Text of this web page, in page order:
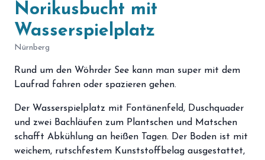
Norikusbucht mit
Wasserspielplatz
Nürnberg
Rund um den Wöhrder See kann man super mit dem
Laufrad fahren oder spazieren gehen.
Der Wasserspielplatz mit Fontänenfeld, Duschquader
und zwei Bachläufen zum Plantschen und Matschen
schafft Abkühlung an heißen Tagen. Der Boden ist mit
weichem, rutschfestem Kunststoffbelag ausgestattet,